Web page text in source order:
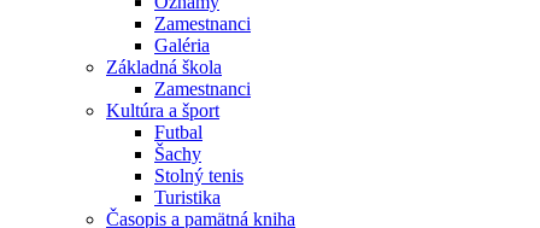
Zamestnanci
Galéria
Základná škola
Zamestnanci
Kultúra a šport
Futbal
Šachy
Stolný tenis
Turistika
Časopis a pamätná kniha